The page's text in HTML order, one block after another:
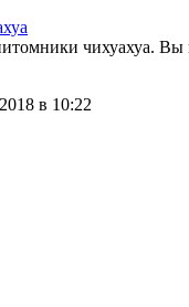
чихуахуа.
в 10:22